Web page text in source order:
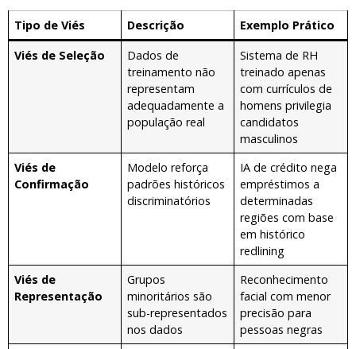
Tipo de Viés Descrição
Exemplo Prático
Viés de Seleção
Dados de
treinamento não
representam
adequadamente a
população real
Sistema de RH
treinado apenas
com currículos de
homens privilegia
candidatos
masculinos
Viés de
Confirmação
Modelo reforça
padrões históricos
discriminatórios
IA de crédito nega
empréstimos a
determinadas
regiões com base
em histórico
redlining
Viés de
Representação
Grupos
minoritários são
sub-representados
nos dados
Reconhecimento
facial com menor
precisão para
pessoas negras